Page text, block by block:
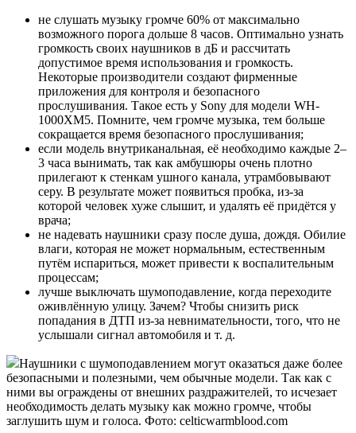
не слушать музыку громче 60% от максимально
возможного порога дольше 8 часов. Оптимально узнать
громкость своих наушников в дБ и рассчитать
допустимое время использования и громкость.
Некоторые производители создают фирменные
приложения для контроля и безопасного
прослушивания. Такое есть у Sony для модели WH-
1000XM5. Помните, чем громче музыка, тем больше
сокращается время безопасного прослушивания;
если модель внутриканальная, её необходимо каждые 2–
3 часа вынимать, так как амбушюры очень плотно
прилегают к стенкам ушного канала, утрамбовывают
серу. В результате может появиться пробка, из-за
которой человек хуже слышит, и удалять её придётся у
врача;
не надевать наушники сразу после душа, дождя. Обилие
влаги, которая не может нормальным, естественным
путём испариться, может привести к воспалительным
процессам;
лучше выключать шумоподавление, когда переходите
оживлённую улицу. Зачем? Чтобы снизить риск
попадания в ДТП из-за невнимательности, того, что не
услышали сигнал автомобиля и т. д.
Наушники с шумоподавлением могут оказаться даже более
безопасными и полезными, чем обычные модели. Так как с
ними вы ограждены от внешних раздражителей, то исчезает
необходимость делать музыку как можно громче, чтобы
заглушить шум и голоса. Фото: celticwarmblood.com